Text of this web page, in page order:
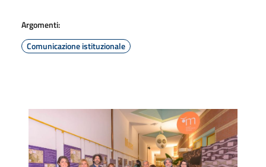
Argomenti:
Comunicazione istituzionale